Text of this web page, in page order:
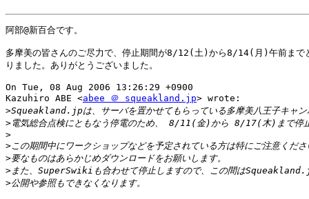
阿部@新百合です。
多摩美の皆さんのご尽力で、停止期間が8/12(土)から8/14(月)午前まで
りました。ありがとうございました。
On Tue, 08 Aug 2006 13:26:29 +0900
Kazuhiro ABE <abee ＠ squeakland.jp> wrote:
>
>
>
>
>
>
>